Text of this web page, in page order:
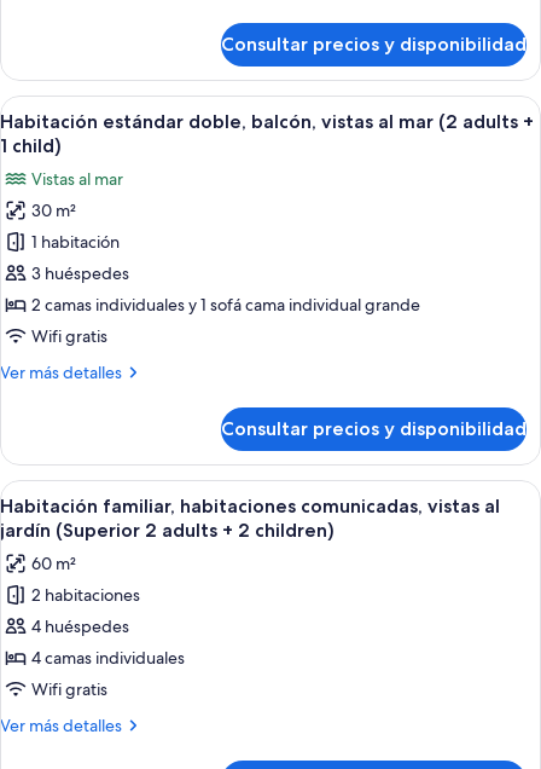
jardín
(2
adults
+
1
child)
estándar
doble,
balcón,
vistas
jardín
(2
adults
+
Consultar precios y disponibilidad
Abrir
todas
fotos
de
Habitación
estándar
doble,
balcón,
al
adults
+
1
child)
2
Habitación estándar doble, balcón, vistas al mar (2 adults +
1 child)
Vistas al mar
30 m²
1 habitación
3 huéspedes
2 camas individuales y 1 sofá cama individual grande
Wifi gratis
Ver más detalles
Más
estándar
doble,
balcón,
vistas
al
mar
(2
adults
+
Consultar precios y disponibilidad
Abrir
todas
las
fotos
de
Habitación
familiar,
habitaciones
comunicadas,
Habitación de hotel con una cama
4
Habitación familiar, habitaciones comunicadas, vistas al
jardín (Superior 2 adults + 2 children)
60 m²
2 habitaciones
4 huéspedes
4 camas individuales
Wifi gratis
Ver más detalles
Más